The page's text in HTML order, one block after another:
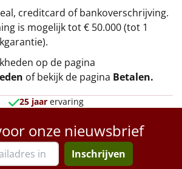
creditcard of bankoverschrijving.
is mogelijk tot € 50.000 (tot 1
op de pagina
of bekijk de pagina Betalen.
25 jaar ervaring
onze nieuwsbrief
Inschrijven